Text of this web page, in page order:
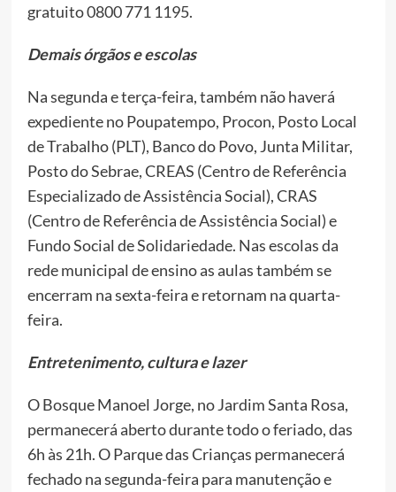
gratuito 0800 771 1195.
Demais órgãos e escolas
Na segunda e terça-feira, também não haverá
expediente no Poupatempo, Procon, Posto Local
de Trabalho (PLT), Banco do Povo, Junta Militar,
Posto do Sebrae, CREAS (Centro de Referência
Especializado de Assistência Social), CRAS
(Centro de Referência de Assistência Social) e
Fundo Social de Solidariedade. Nas escolas da
rede municipal de ensino as aulas também se
encerram na sexta-feira e retornam na quarta-
feira.
Entretenimento, cultura e lazer
O Bosque Manoel Jorge, no Jardim Santa Rosa,
permanecerá aberto durante todo o feriado, das
6h às 21h. O Parque das Crianças permanecerá
fechado na segunda-feira para manutenção e